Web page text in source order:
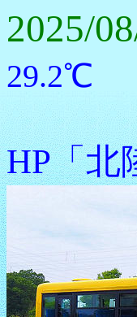
2025/
29.2℃
HP「北